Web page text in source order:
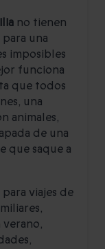
no tienen
una
imposibles
funciona
que todos
una
animales,
de una
que saque a
viajes de